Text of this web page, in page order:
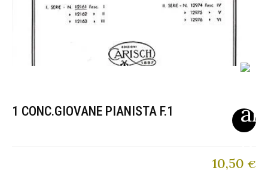
1 CONC.GIOVANE PIANISTA F.1
10,50 €